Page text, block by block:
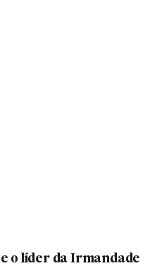
o líder da Irmandade